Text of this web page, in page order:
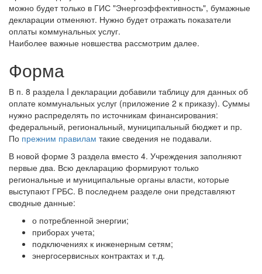
можно будет только в ГИС "Энергоэффективность", бумажные
декларации отменяют. Нужно будет отражать показатели
оплаты коммунальных услуг.
Наиболее важные новшества рассмотрим далее.
Форма
В п. 8 раздела I декларации добавили таблицу для данных об
оплате коммунальных услуг (приложение 2 к приказу). Суммы
нужно распределять по источникам финансирования:
федеральный, региональный, муниципальный бюджет и пр.
По прежним правилам такие сведения не подавали.
В новой форме 3 раздела вместо 4. Учреждения заполняют
первые два. Всю декларацию формируют только
региональные и муниципальные органы власти, которые
выступают ГРБС. В последнем разделе они представляют
сводные данные:
о потребленной энергии;
приборах учета;
подключениях к инженерным сетям;
энергосервисных контрактах и т.д.